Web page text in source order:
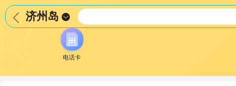
 济州岛 
电话卡